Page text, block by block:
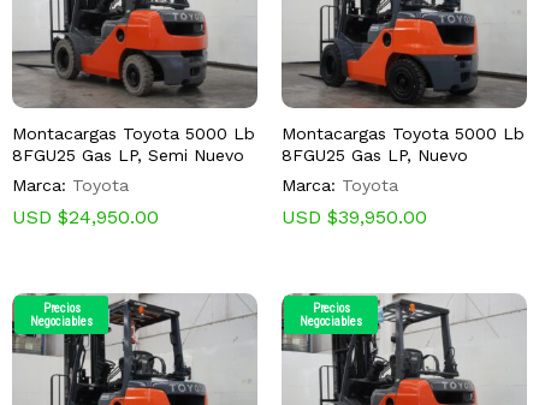
Montacargas Toyota 5000 Lb
8FGU25 Gas LP, Semi Nuevo
Marca: Toyota
USD $24,950.00
Montacargas Toyota 5000 Lb
8FGU25 Gas LP, Nuevo
Marca: Toyota
USD $39,950.00
Precios
Negociables
Precios
Negociables